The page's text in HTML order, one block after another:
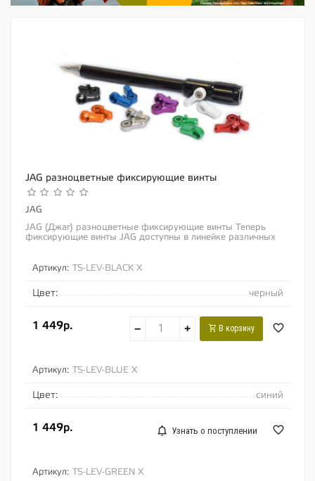
JAG разноцветные фиксирующие винты
JAG
JAG (Джаг) разноцветные фиксирующие винты Теперь
фиксирующие винты JAG доступны в линейке различных
Артикул: TS-LEV-BLACK X
Цвет: черный
1 449р. − + В корзину
Артикул: TS-LEV-BLUE X
Цвет: синий
1 449р. Узнать о поступлении
Артикул: TS-LEV-GREEN X